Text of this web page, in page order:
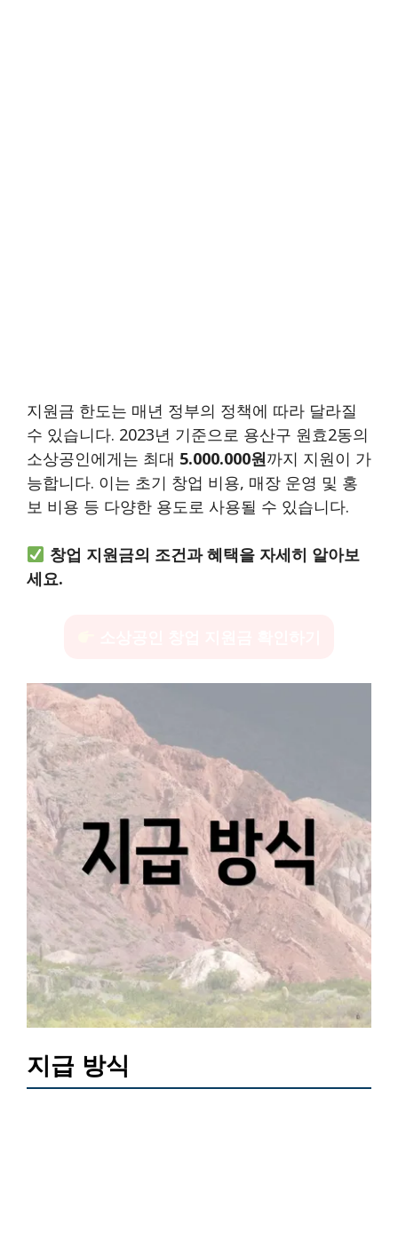
지원금 한도는 매년 정부의 정책에 따라 달라질
수 있습니다. 2023년 기준으로 용산구 원효2동의
소상공인에게는 최대 5.000.000원까지 지원이 가
능합니다. 이는 초기 창업 비용, 매장 운영 및 홍
보 비용 등 다양한 용도로 사용될 수 있습니다.
창업 지원금의 조건과 혜택을 자세히 알아보
세요.
지급 방식